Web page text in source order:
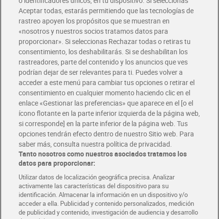
Envío gratis por compras superiores a 100€
Envío estandar por 4,99€
Glovo y Uber Eats
Solicita tu factura de Glovo o Uber Eats
Únete al CLUB Dia
Disfruta las ventajas y ofertas exclusivas.
Descárgate la APP Dia
Folletos y Tiendas
Descubre las mejores ofertas y busca tu tienda más cercana
Tarjeta MaX Dia
Te devuelve hasta 8€/mes de tus compras.
¡Solicita tu tarjeta de crédito aquí!
COMER MEJOR CADA DIA
COLABORA CON DIA ABRE TU TIENDA DIA CORPORATE
Aceptar todas, estarás permitiendo que las tecnologías de
rastreo apoyen los propósitos que se muestran en
«nosotros y nuestros socios tratamos datos para
proporcionar». Si seleccionas Rechazar todas o retiras tu
consentimiento, los deshabilitarás. Si se deshabilitan los
rastreadores, parte del contenido y los anuncios que ves
podrían dejar de ser relevantes para ti. Puedes volver a
acceder a este menú para cambiar tus opciones o retirar el
consentimiento en cualquier momento haciendo clic en el
enlace «Gestionar las preferencias» que aparece en el [o el
ícono flotante en la parte inferior izquierda de la página web,
si corresponde] en la parte inferior de la página web. Tus
opciones tendrán efecto dentro de nuestro Sitio web. Para
saber más, consulta nuestra política de privacidad.
Tanto nosotros como nuestros asociados tratamos los
datos para proporcionar:
Utilizar datos de localización geográfica precisa. Analizar
activamente las características del dispositivo para su
identificación. Almacenar la información en un dispositivo y/o
acceder a ella. Publicidad y contenido personalizados, medición
de publicidad y contenido, investigación de audiencia y desarrollo